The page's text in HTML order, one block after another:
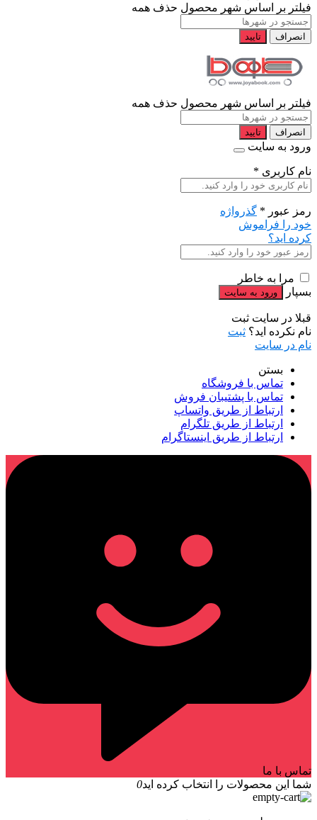
فیلتر بر اساس شهر محصول حذف همه
انصراف تایید
فیلتر بر اساس شهر محصول حذف همه
انصراف تایید
ورود به سایت
نام کاربری *
رمز عبور * گذرواژه
خود را فراموش
کرده اید؟
مرا به خاطر
بسپار
قبلا در سایت ثبت
نام نکرده اید؟ ثبت
نام در سایت
بستن
تماس با فروشگاه
تماس با پشتیبان فروش
ارتباط از طریق واتساپ
ارتباط از طریق تلگرام
ارتباط از طریق اینستاگرام
تماس با ما
شما این محصولات را انتخاب کرده اید0